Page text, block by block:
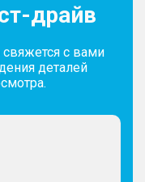
драйв
с вами
деталей